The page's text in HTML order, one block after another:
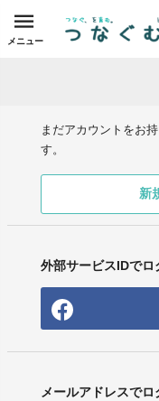
メニュー
まだアカウントをお
す。
新
外部サービスIDでロ
メールアドレスでロ